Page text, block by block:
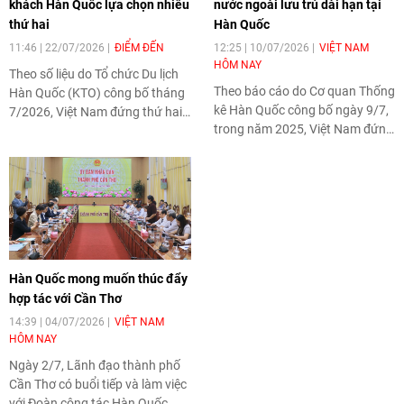
khách Hàn Quốc lựa chọn nhiều
thứ hai
11:46 | 22/07/2026 ĐIỂM ĐẾN
Theo số liệu do Tổ chức Du lịch
Hàn Quốc (KTO) công bố tháng
7/2026, Việt Nam đứng thứ hai
Quốc lựa chọn, chỉ sau Nhật
Bản.
nước ngoài lưu trú dài hạn tại
Hàn Quốc
12:25 | 10/07/2026
VIỆT NAM
HÔM NAY
Theo báo cáo do Cơ quan Thống
kê Hàn Quốc công bố ngày 9/7,
trong năm 2025, Việt Nam đứng
Hàn Quốc mong muốn thúc đẩy
hợp tác với Cần Thơ
14:39 | 04/07/2026
VIỆT NAM
HÔM NAY
Ngày 2/7, Lãnh đạo thành phố
Cần Thơ có buổi tiếp và làm việc